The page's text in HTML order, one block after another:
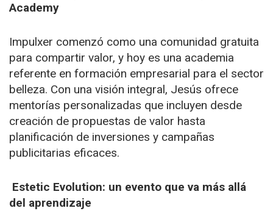
Academy
Impulxer comenzó como una comunidad gratuita
para compartir valor, y hoy es una academia
referente en formación empresarial para el sector
belleza. Con una visión integral, Jesús ofrece
mentorías personalizadas que incluyen desde
creación de propuestas de valor hasta
planificación de inversiones y campañas
publicitarias eficaces.
Estetic Evolution: un evento que va más allá
del aprendizaje